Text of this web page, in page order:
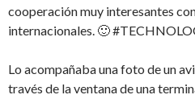
cooperación muy interesantes
internacionales. 🙂
Lo acompañaba una foto de un
través de la ventana de una